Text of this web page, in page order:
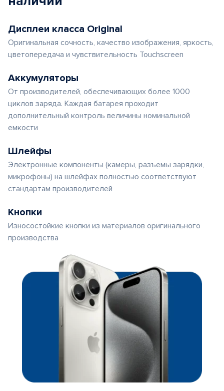
Дисплеи класса Original
Оригинальная сочность, качество изображения, яркость,
цветопередача и чувствительность Touchscreen
Аккумуляторы
От производителей, обеспечивающих более 1000
циклов заряда. Каждая батарея проходит
дополнительный контроль величины номинальной
емкости
Шлейфы
Электронные компоненты (камеры, разъемы зарядки,
микрофоны) на шлейфах полностью соответствуют
стандартам производителей
Кнопки
Износостойкие кнопки из материалов оригинального
производства